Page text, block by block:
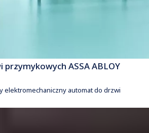
ASSA ABLOY
elektromechaniczny automat do drzwi